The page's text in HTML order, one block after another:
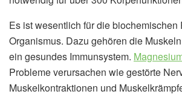
Es ist wesentlich für die biochemischen
Organismus. Dazu gehören die
ein gesundes Immunsystem.
Probleme verursachen wie gestörte
Muskelkontraktionen und